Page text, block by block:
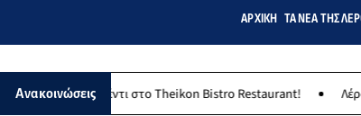
ΑΡΧΙΚΉ ΤΑ ΝΈΑ ΤΗΣ
Ανακοινώσεις
στο Theikon Bistro Restaurant! Λέρος: Το Σάββατο 8